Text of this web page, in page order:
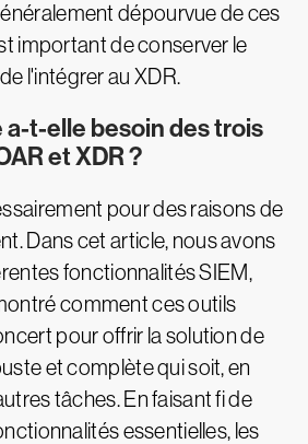
dépourvue de ces
important de conserver le
l'intégrer au XDR.
a-t-elle besoin des trois
et XDR ?
pour des raisons de
Dans cet article, nous avons
fonctionnalités SIEM,
comment ces outils
pour offrir la solution de
et complète qui soit, en
tâches. En faisant fi de
essentielles, les